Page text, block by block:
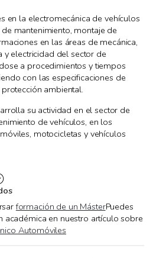
en la electromecánica de vehículos
mantenimiento, montaje de
en las áreas de mecánica,
y electricidad del sector de
a procedimientos y tiempos
con las especificaciones de
ambiental.
su actividad en el sector de
de vehículos, en los
motocicletas y vehículos
formación de un MásterPuedes
académica en nuestro artículo sobre
Automóviles